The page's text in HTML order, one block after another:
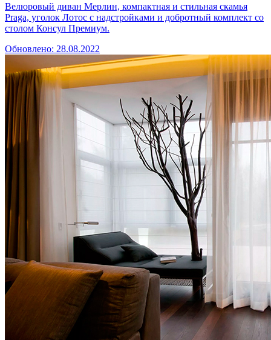
Велюровый диван Мерлин, компактная и стильная скамья
Praga, уголок Лотос с надстройками и добротный комплект со
столом Консул Премиум.
Обновлено: 28.08.2022